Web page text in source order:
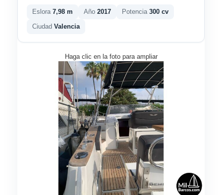
Eslora 7,98 m Año 2017 Potencia 300 cv
Ciudad Valencia
Haga clic en la foto para ampliar